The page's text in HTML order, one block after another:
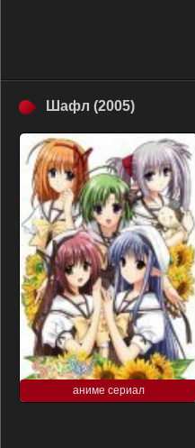
Шафл (2005)
аниме сериал